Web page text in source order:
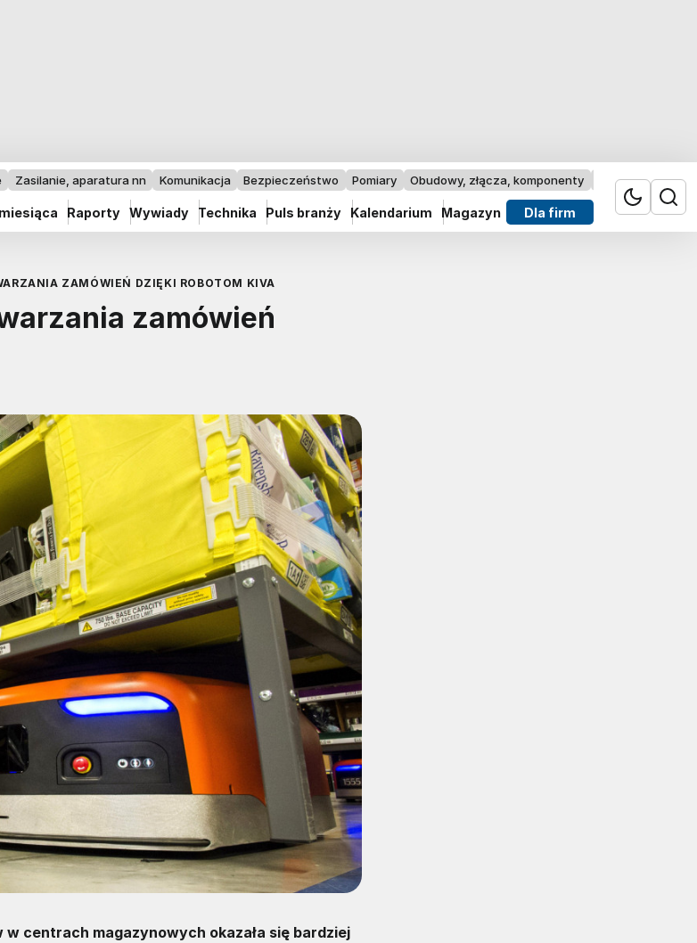
Zasilanie, aparatura nn Komunikacja Bezpieczeństwo Pomiary Obudowy, złącza, komponenty Przemysł 4.0
Raporty Wywiady Technika Puls branży Kalendarium Magazyn Dla firm
ZAMÓWIEŃ DZIĘKI ROBOTOM KIVA
zamówień
centrach magazynowych okazała się bardziej